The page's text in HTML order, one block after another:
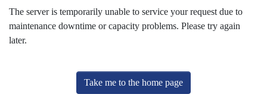
The server is temporarily unable to service your request due to
maintenance downtime or capacity problems. Please try again
later.
Take me to the home page